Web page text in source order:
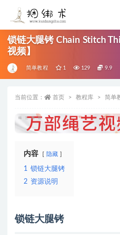
锁链大腿铐 Chain Stitch
视频】
简单教程 1 129 9.9
当前位置： 首页 教程库 简单
内容 隐藏
1 锁链大腿铐
2 资源说明
锁链大腿铐